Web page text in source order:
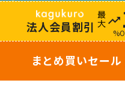
法人会員割引 trending_up
まとめ買いセール